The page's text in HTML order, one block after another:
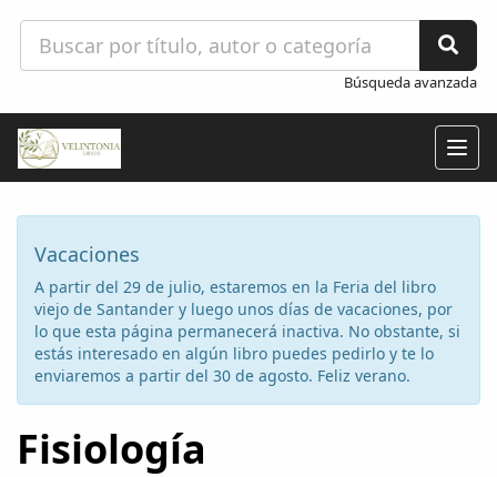
Búsqueda avanzada
Vacaciones
A partir del 29 de julio, estaremos en la Feria del libro
viejo de Santander y luego unos días de vacaciones, por
lo que esta página permanecerá inactiva. No obstante, si
estás interesado en algún libro puedes pedirlo y te lo
enviaremos a partir del 30 de agosto. Feliz verano.
Fisiología